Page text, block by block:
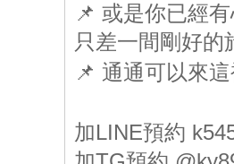
📌 或是你已經
只差一間剛好的
📌 通通可以來這
加LINE預約